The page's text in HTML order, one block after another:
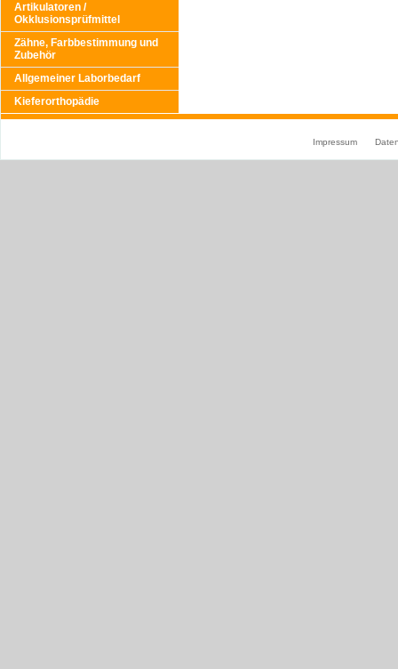
Artikulatoren /
Okklusionsprüfmittel
Zähne, Farbbestimmung und
Zubehör
Allgemeiner Laborbedarf
Kieferorthopädie
Impressum